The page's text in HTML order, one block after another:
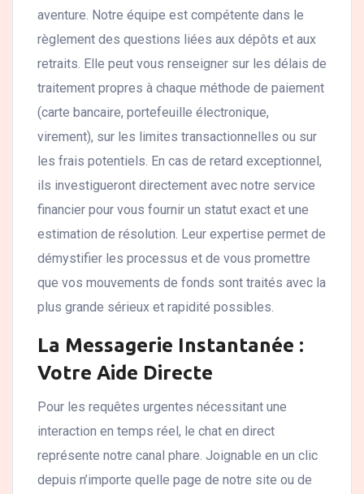
aventure. Notre équipe est compétente dans le
règlement des questions liées aux dépôts et aux
retraits. Elle peut vous renseigner sur les délais de
traitement propres à chaque méthode de paiement
(carte bancaire, portefeuille électronique,
virement), sur les limites transactionnelles ou sur
les frais potentiels. En cas de retard exceptionnel,
ils investigueront directement avec notre service
financier pour vous fournir un statut exact et une
estimation de résolution. Leur expertise permet de
démystifier les processus et de vous promettre
que vos mouvements de fonds sont traités avec la
plus grande sérieux et rapidité possibles.
La Messagerie Instantanée :
Votre Aide Directe
Pour les requêtes urgentes nécessitant une
interaction en temps réel, le chat en direct
représente notre canal phare. Joignable en un clic
depuis n’importe quelle page de notre site ou de